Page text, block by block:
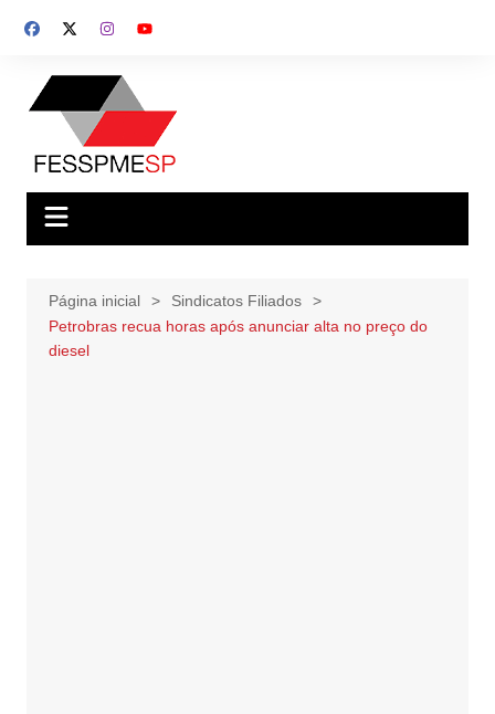
para
conteúdo
Página inicial
Sindicatos Filiados
Petrobras recua horas após anunciar alta no preço do
diesel